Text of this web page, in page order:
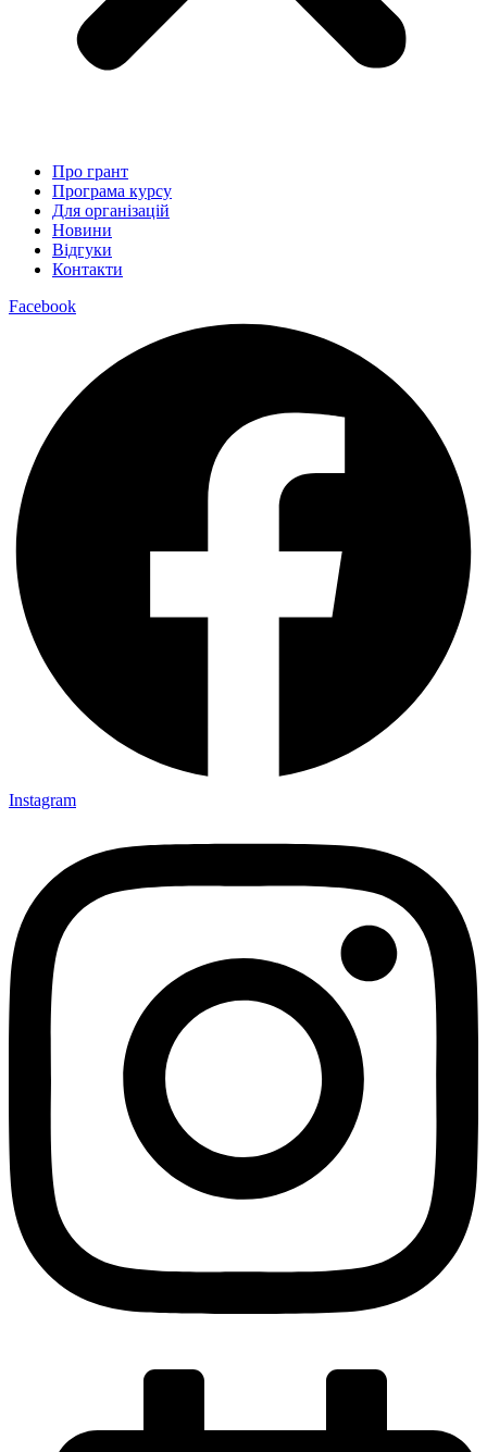
Про грант
Програма курсу
Для організацій
Новини
Відгуки
Контакти
Facebook
Instagram